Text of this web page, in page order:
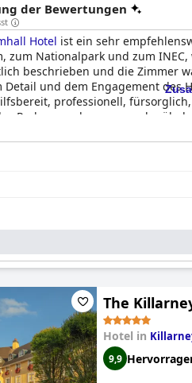
and Gardens besuchen,
Centre ansehen.
der Bewertungen
Hotel ist ein sehr
zum Nationalpark und zum
beschrieben und die Zimmer
Detail und dem Engagement
professionell,
Parken war bequem und
haben. Insgesamt bietet
Personal.
The
Hotel in
9,9